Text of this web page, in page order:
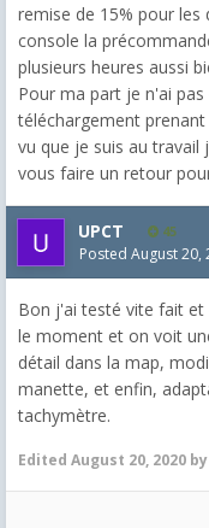
remise de 15% pour les
console la
plusieurs heures aussi
Pour ma part je n'ai
téléchargement
vu que je suis au travail
vous faire un retour
UPCT 45
Posted August 20,
Bon j'ai testé vite fait
le moment et on voit
détail dans la map,
manette, et enfin,
tachymètre.
Edited August 20, 2020